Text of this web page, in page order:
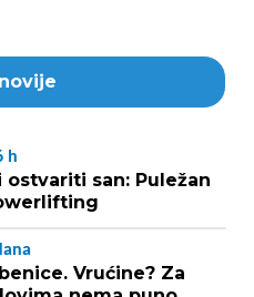
h
san: Puležan
Vrućine? Za